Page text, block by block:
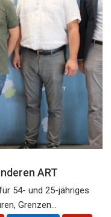
ART
54- und 25-jähriges
Grenzen...